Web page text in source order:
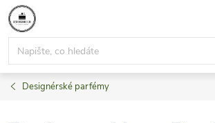
Přejít
na
obsah
Designérské parfémy